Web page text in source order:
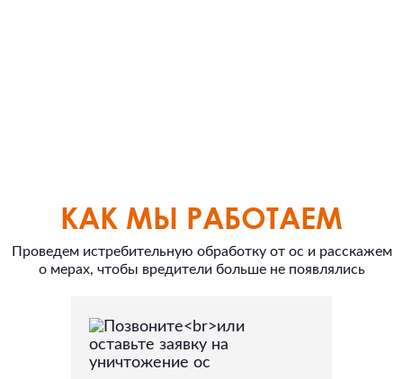
КАК МЫ РАБОТАЕМ
Проведем истребительную обработку от ос и расскажем
о мерах, чтобы вредители больше не появлялись